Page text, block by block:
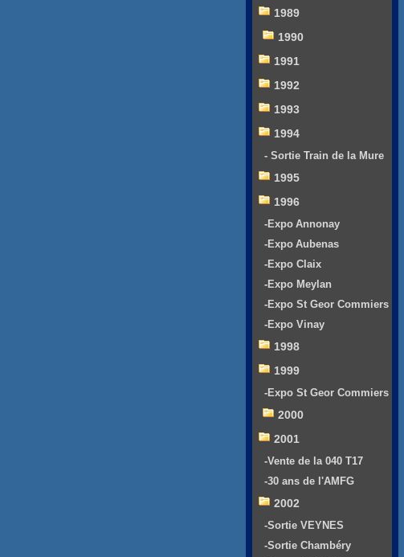
1989
1990
1991
1992
1993
1994
- Sortie Train de la Mure
1995
1996
-Expo Annonay
-Expo Aubenas
-Expo Claix
-Expo Meylan
-Expo St Geor Commiers
-Expo Vinay
1998
1999
-Expo St Geor Commiers
2000
2001
-Vente de la 040 T17
-30 ans de l'AMFG
2002
-Sortie VEYNES
-Sortie Chambéry